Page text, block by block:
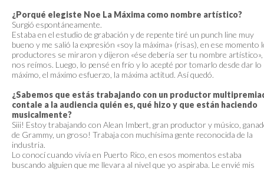
¿Porqué elegiste Noe La Máxima como nombre artístico?
Surgió espontáneamente.
Estaba en el estudio de grabación y de repente tiré un punch line muy
bueno y me salió la expresión «soy la máxima» (risas), en ese momento
productores se miraron y dijeron «ése debería ser tu nombre artístico»,
nos reímos. Luego, lo pensé en frío y lo acepté por tomarlo desde dar lo
máximo, el máximo esfuerzo, la máxima actitud. Así quedó.
¿Sabemos que estás trabajando con un productor
contale a la audiencia quién es, qué hizo y que están haciendo
musicalmente?
Siii! Estoy trabajando con Alean Imbert, gran productor y músico,
de Grammy, un groso! Trabaja con muchísima gente reconocida de la
industria.
Lo conocí cuando vivía en Puerto Rico, en esos momentos estaba
buscando alguien que me llevara al nivel que yo aspiraba. Le envié mis